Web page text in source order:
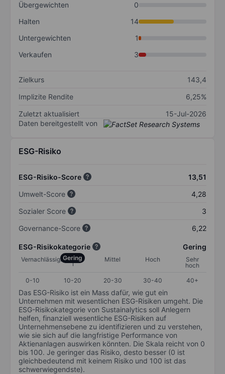
Übergewichten
0
Halten
14
Untergewichten
1
Verkaufen
3
Zielkurs
143,4
Implizite Rendite
6,25%
Zuletzt aktualisiert
15-Jul-2026
Daten bereitgestellt von
ESG-Risiko
ESG-Risiko-Score
13,51
Umwelt-Score
4,28
Sozialer Score
3
Governance-Score
6,22
ESG-Risikokategorie Gering
VernachlässigbarGering Mittel Hoch
Sehr
hoch
0-10
10-20 20-30 30-40 40+
Das ESG-Risiko ist ein Mass dafür, wie gut ein
Unternehmen mit wesentlichen ESG-Risiken umgeht. Die
ESG-Risikokategorie von Sustainalytics soll Anlegern
helfen, finanziell wesentliche ESG-Risiken auf
Unternehmensebene zu identifizieren und zu verstehen,
wie sie sich auf die langfristige Performance von
Aktienanlagen auswirken könnten. Die Skala reicht von 0
bis 100. Je geringer das Risiko, desto besser (0 ist
gleichbedeutend mit keinem Risiko und 100 ist das
schwerwiegendste).